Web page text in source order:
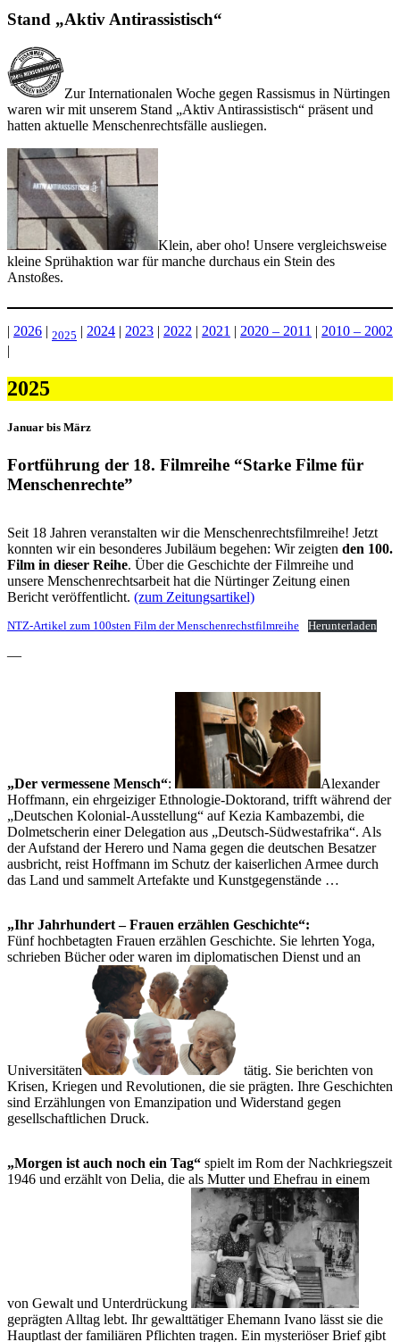
Stand „Aktiv Antirassistisch“
Zur Internationalen Woche gegen Rassismus in Nürtingen
waren wir mit unserem Stand „Aktiv Antirassistisch“ präsent und
hatten aktuelle Menschenrechtsfälle ausliegen.
Klein, aber oho! Unsere vergleichsweise
kleine Sprühaktion war für manche durchaus ein Stein des
Anstoßes.
| 2026 | 2025 | 2024 | 2023 | 2022 | 2021 | 2020 – 2011 | 2010 – 2002
|
2025
Januar bis März
Fortführung der 18. Filmreihe “Starke Filme für
Menschenrechte”
Seit 18 Jahren veranstalten wir die Menschenrechtsfilmreihe! Jetzt
konnten wir ein besonderes Jubiläum begehen: Wir zeigten den 100.
Film in dieser Reihe. Über die Geschichte der Filmreihe und
unsere Menschenrechtsarbeit hat die Nürtinger Zeitung einen
Bericht veröffentlicht. (zum Zeitungsartikel)
NTZ-Artikel zum 100sten Film der Menschenrechstfilmreihe Herunterladen
—
„Der vermessene Mensch“:
Alexander
Hoffmann, ein ehr­geiziger Ethnologie-Doktorand, trifft während der
„Deutschen Kolonial-Ausstellung“ auf Kezia Kambazembi, die
Dol­metscherin einer Delegation aus „Deutsch-Südwestafrika“. Als
der Aufstand der Herero und Nama gegen die deutschen Besatzer
ausbricht, reist Hoffmann im Schutz der kaiserlichen Armee durch
das Land und sammelt Artefakte und Kunstgegenstände …
„Ihr Jahrhundert – Frauen erzählen Geschichte“:
Fünf hochbetagten Frauen erzählen Geschichte. Sie lehrten Yoga,
schrieben Bücher oder waren im diplomatischen Dienst und an
Universitäten
tätig. Sie berichten von
Krisen, Kriegen und Revolutionen, die sie prägten. Ihre Geschichten
sind Erzählungen von Emanzipation und Widerstand gegen
gesellschaftlichen Druck.
„Morgen ist auch noch ein Tag“ spielt im Rom der Nachkriegszeit
1946 und erzählt von Delia, die als Mutter und Ehefrau in einem
von Gewalt und Unterdrückung
geprägten Alltag lebt. Ihr gewalttätiger Ehemann Ivano lässt sie die
Hauptlast der familiären Pflichten tragen. Ein mysteriöser Brief gibt